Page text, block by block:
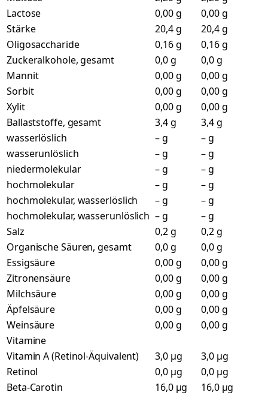
Lactose
0,00 g
0,00 g
Stärke
20,4 g
20,4 g
Oligosaccharide
0,16 g
0,16 g
Zuckeralkohole, gesamt
0,0 g
0,0 g
Mannit
0,00 g
0,00 g
Sorbit
0,00 g
0,00 g
Xylit
0,00 g
0,00 g
Ballaststoffe, gesamt
3,4 g
3,4 g
wasserlöslich
– g
– g
wasserunlöslich
– g
– g
niedermolekular
– g
– g
hochmolekular
– g
– g
hochmolekular, wasserlöslich
– g
– g
hochmolekular, wasserunlöslich – g
– g
Salz
0,2 g
0,2 g
Organische Säuren, gesamt
0,0 g
0,0 g
Essigsäure
0,00 g
0,00 g
Zitronensäure
0,00 g
0,00 g
Milchsäure
0,00 g
0,00 g
Äpfelsäure
0,00 g
0,00 g
Weinsäure
0,00 g
0,00 g
Vitamine
Vitamin A (Retinol-Äquivalent)
3,0 µg
3,0 µg
Retinol
0,0 µg
0,0 µg
Beta-Carotin
16,0 µg
16,0 µg